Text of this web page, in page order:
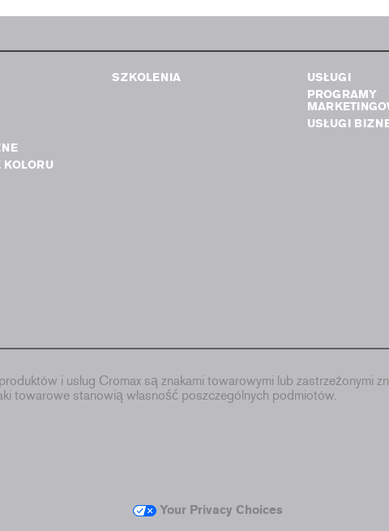
KOLORU
SZKOLENIA
USŁUGI
PROGRAMY
USŁUGI
i usług Cromax są znakami towarowymi lub zastrzeżonymi
towarowe stanowią własność poszczególnych podmiotów.
Your Privacy Choices